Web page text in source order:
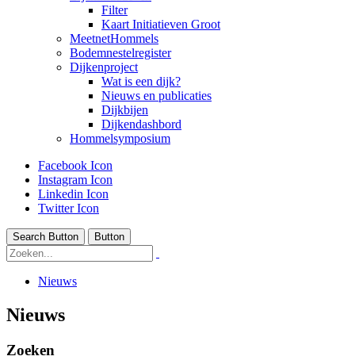
Filter
Kaart Initiatieven Groot
MeetnetHommels
Bodemnestelregister
Dijkenproject
Wat is een dijk?
Nieuws en publicaties
Dijkbijen
Dijkendashbord
Hommelsymposium
Facebook Icon
Instagram Icon
Linkedin Icon
Twitter Icon
Search Button Button
Nieuws
Nieuws
Zoeken